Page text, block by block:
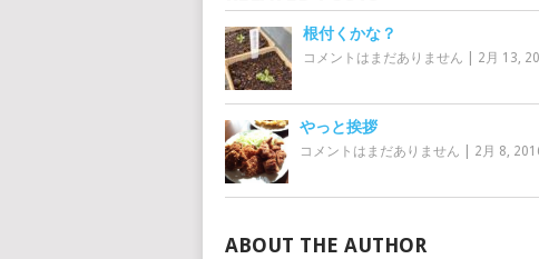
根付くかな？
コメントはまだありません 2月 13,
やっと挨拶
コメントはまだありません 2月 8,
ABOUT THE AUTHOR